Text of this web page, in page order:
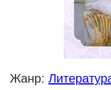
Жанр: